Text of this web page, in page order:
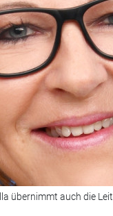
übernimmt auch die